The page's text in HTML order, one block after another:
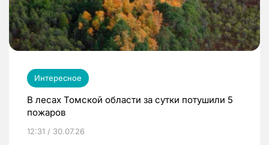
Интересное
В лесах Томской области за сутки потушили 5
пожаров
12:31 / 30.07.26